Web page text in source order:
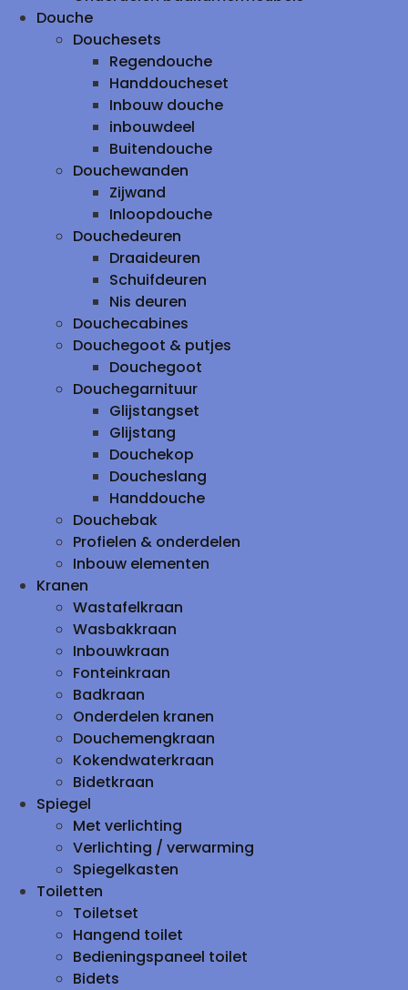
Douche
Douchesets
Regendouche
Handdoucheset
Inbouw douche
inbouwdeel
Buitendouche
Douchewanden
Zijwand
Inloopdouche
Douchedeuren
Draaideuren
Schuifdeuren
Nis deuren
Douchecabines
Douchegoot & putjes
Douchegoot
Douchegarnituur
Glijstangset
Glijstang
Douchekop
Doucheslang
Handdouche
Douchebak
Profielen & onderdelen
Inbouw elementen
Kranen
Wastafelkraan
Wasbakkraan
Inbouwkraan
Fonteinkraan
Badkraan
Onderdelen kranen
Douchemengkraan
Kokendwaterkraan
Bidetkraan
Spiegel
Met verlichting
Verlichting / verwarming
Spiegelkasten
Toiletten
Toiletset
Hangend toilet
Bedieningspaneel toilet
Bidets